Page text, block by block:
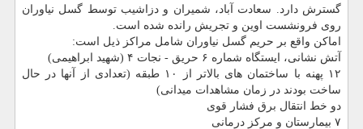
گسترش دارد. سعادت آباد، شمیران و دزاشیب توسط گسل نیاوران
روی فرونشست اوین و تجریش رانده شده است.
اماكن واقع بر حریم گسل نیاوران شامل مراكز ذیل است:
آتش نشانی، ایستگاه شماره ۶ حریق - نجات ۴ (شهید ابراهیمی)
۱۲ پهنه با ساختمان های بالاتر از ۱۰ طبقه (تعدادی از آنها در حال
ساخت بودند در زمان مشاهدات میدانی)
دو خط انتقال برق فشار قوی
۷ بیمارستان و مركز درمانی